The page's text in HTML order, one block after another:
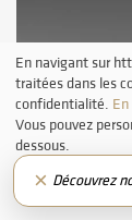
× Découvrez
En navigant sur
traitées dans les
confidentialité.
Vous pouvez
dessous.
Laissez-moi choisir